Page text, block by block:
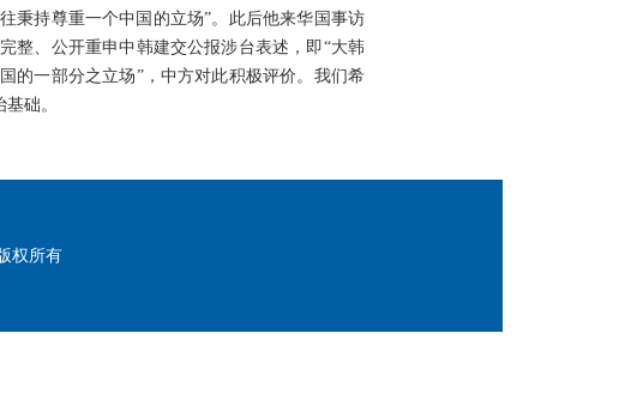
持尊重一个中国的立场”。此后他来华国事访
整、公开重申中韩建交公报涉台表述，即“大韩
的一部分之立场”，中方对此积极评价。我们希
础。
权所有